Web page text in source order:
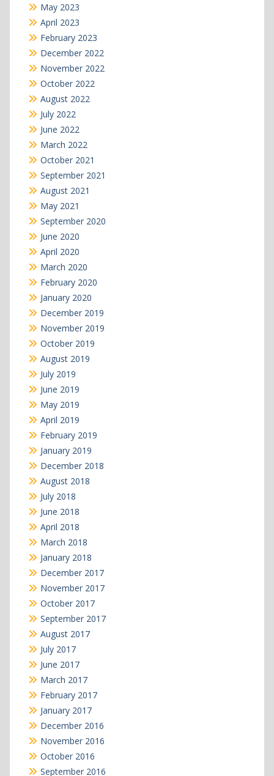
May 2023
April 2023
February 2023
December 2022
November 2022
October 2022
August 2022
July 2022
June 2022
March 2022
October 2021
September 2021
August 2021
May 2021
September 2020
June 2020
April 2020
March 2020
February 2020
January 2020
December 2019
November 2019
October 2019
August 2019
July 2019
June 2019
May 2019
April 2019
February 2019
January 2019
December 2018
August 2018
July 2018
June 2018
April 2018
March 2018
January 2018
December 2017
November 2017
October 2017
September 2017
August 2017
July 2017
June 2017
March 2017
February 2017
January 2017
December 2016
November 2016
October 2016
September 2016